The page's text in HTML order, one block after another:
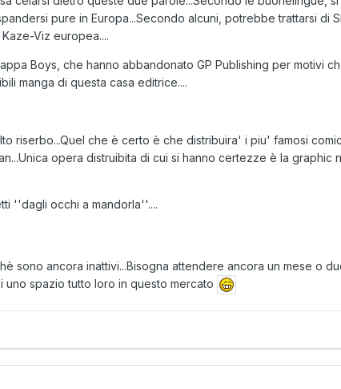
pure in Europa...Secondo alcuni, potrebbe trattarsi di
Viz europea....
Boys, che hanno abbandonato GP Publishing per motivi
manga di questa casa editrice....
riserbo...Quel che è certo è che distribuira' i piu' famosi
opera distruibita di cui si hanno certezze è la graphic
''dagli occhi a mandorla''....
sono ancora inattivi...Bisogna attendere ancora un mese o
spazio tutto loro in questo mercato